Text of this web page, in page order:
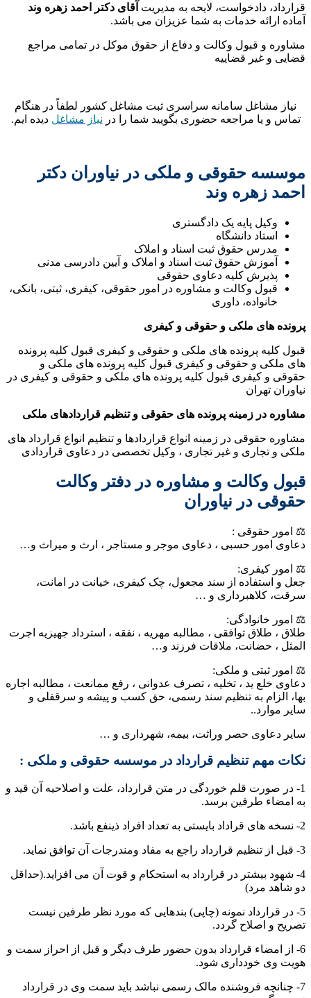
قرارداد، دادخواست، لایحه به مدیریت آقای دکتر احمد زهره وند
آماده ارائه خدمات به شما عزیزان می باشد.
مشاوره و قبول وکالت و دفاع از حقوق موکل در تمامی مراجع
قضایی و غیر قضاییه
نیاز مشاغل سامانه سراسری ثبت مشاغل کشور لطفاً در هنگام
تماس و یا مراجعه حضوری بگویید شما را در نیاز مشاغلدیده ایم.
موسسه حقوقی و ملکی در نیاوران دکتر
احمد زهره وند
وکیل پایه یک دادگستری
استاد دانشگاه
مدرس حقوق ثبت اسناد و املاک
آموزش حقوق ثبت اسناد و املاک و آیین دادرسی مدنی
پذیرش کلیه دعاوی حقوقی
قبول وکالت و مشاوره در امور حقوقی، کیفری، ثبتی، بانکی،
خانواده، داوری
پرونده های ملکی و حقوقی و کیفری
قبول کلیه پرونده های ملکی و حقوقی و کیفری قبول کلیه پرونده
های ملکی و حقوقی و کیفری قبول کلیه پرونده های ملکی و
حقوقی و کیفری قبول کلیه پرونده های ملکی و حقوقی و کیفری در
نیاوران تهران
مشاوره در زمینه پرونده های حقوقی و تنظیم قراردادهای ملکی
مشاوره حقوقی در زمینه انواع قراردادها و تنظیم انواع قرارداد های
ملکی و تجاری و غیر تجاری ، وکیل تخصصی در دعاوی قراردادی
قبول وکالت و مشاوره در دفتر وکالت
حقوقی در نیاوران
⚖️ امور حقوقی :
دعاوی امور حسبی ، دعاوی موجر و مستاجر ، ارث و میراث و…
⚖️ امور کیفری:
جعل و استفاده از سند مجعول، چک کیفری، خیانت در امانت،
سرقت، کلاهبرداری و …
⚖️ امور خانوادگی:
طلاق ، طلاق توافقی ، مطالبه مهریه ، نفقه ، استرداد جهیزیه اجرت
المثل ، حضانت، ملاقات فرزند و…
⚖️ امور ثبتی و ملکی:
دعاوی خلع ید ، تخلیه ، تصرف عدوانی ، رفع ممانعت ، مطالبه اجاره
بها، الزام به تنظیم سند رسمی، حق کسب و پیشه و سرقفلی و
سایر موارد..
سایر دعاوی حصر وراثت، بیمه، شهرداری و …
نکات مهم تنظیم قرارداد در موسسه حقوقی و ملکی :
1- در صورت قلم خوردگی در متن قرارداد، علت و اصلاحیه آن قید و
به امضاء طرفین برسد.
2- نسخه های قراداد بایستی به تعداد افراد ذینفع باشد.
3- قبل از تنظیم قرارداد راجع به مفاد ومندرجات آن توافق نماید.
4- شهود بیشتر در قرارداد به استحکام و قوت آن می افزاید.(حداقل
دو شاهد مرد)
5- در قرارداد نمونه (چاپی) بندهایی که مورد نظر طرفین نیست
تصریح و اصلاح گردد.
6- از امضاء قرارداد بدون حضور طرف دیگر و قبل از احراز سمت و
هویت وی خودداری شود.
7- چنانچه فروشنده مالک رسمی نباشد باید سمت وی در قرارداد